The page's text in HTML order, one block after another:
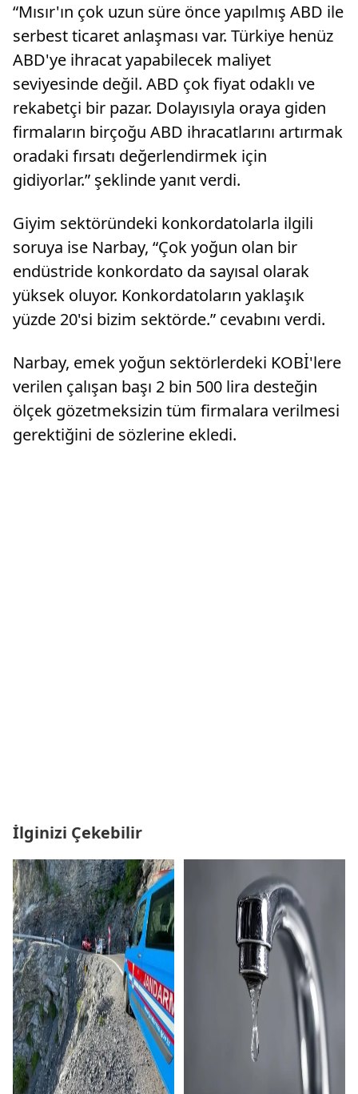
“Mısır'ın çok uzun süre önce yapılmış ABD ile
serbest ticaret anlaşması var. Türkiye henüz
ABD'ye ihracat yapabilecek maliyet
seviyesinde değil. ABD çok fiyat odaklı ve
rekabetçi bir pazar. Dolayısıyla oraya giden
firmaların birçoğu ABD ihracatlarını artırmak
oradaki fırsatı değerlendirmek için
gidiyorlar.” şeklinde yanıt verdi.
Giyim sektöründeki konkordatolarla ilgili
soruya ise Narbay, “Çok yoğun olan bir
endüstride konkordato da sayısal olarak
yüksek oluyor. Konkordatoların yaklaşık
yüzde 20'si bizim sektörde.” cevabını verdi.
Narbay, emek yoğun sektörlerdeki KOBİ'lere
verilen çalışan başı 2 bin 500 lira desteğin
ölçek gözetmeksizin tüm firmalara verilmesi
gerektiğini de sözlerine ekledi.
İlginizi Çekebilir